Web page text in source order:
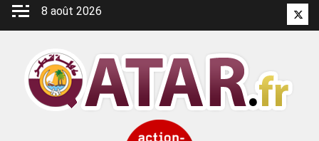
Aller
8 août 2026